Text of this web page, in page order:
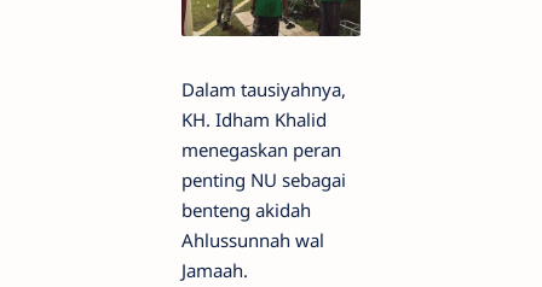
Dalam tausiyahnya,
KH. Idham Khalid
menegaskan peran
penting NU sebagai
benteng akidah
Ahlussunnah wal
Jamaah.